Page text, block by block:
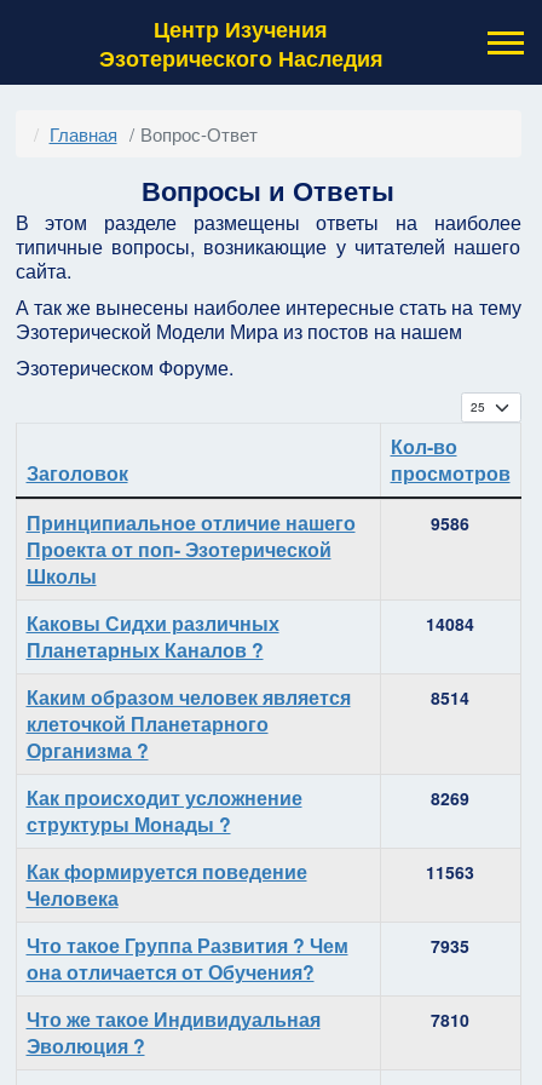
Центр Изучения
Эзотерического Наследия
Главная Вопрос-Ответ
Вопросы и Ответы
В этом разделе размещены ответы на наиболее
типичные вопросы, возникающие у читателей нашего
сайта.
А так же вынесены наиболее интересные стать на тему
Эзотерической Модели Мира из постов на нашем
Эзотерическом Форуме.
Кол-во
Материалы
Заголовок
Кол-во
просмотров
Принципиальное отличие нашего
Проекта от поп- Эзотерической
Школы
9586
Каковы Сидхи различных
Планетарных Каналов ?
14084
Каким образом человек является
клеточкой Планетарного
Организма ?
8514
Как происходит усложнение
структуры Монады ?
8269
Как формируется поведение
Человека
11563
Что такое Группа Развития ? Чем
она отличается от Обучения?
7935
Что же такое Индивидуальная
Эволюция ?
7810